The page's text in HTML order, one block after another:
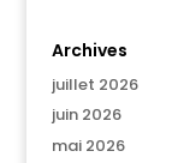
Archives
juillet 2026
juin 2026
mai 2026